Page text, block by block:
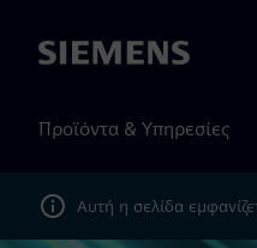
Siemens
Προϊόντα & Υπηρεσίες
Αυτή η σελίδα